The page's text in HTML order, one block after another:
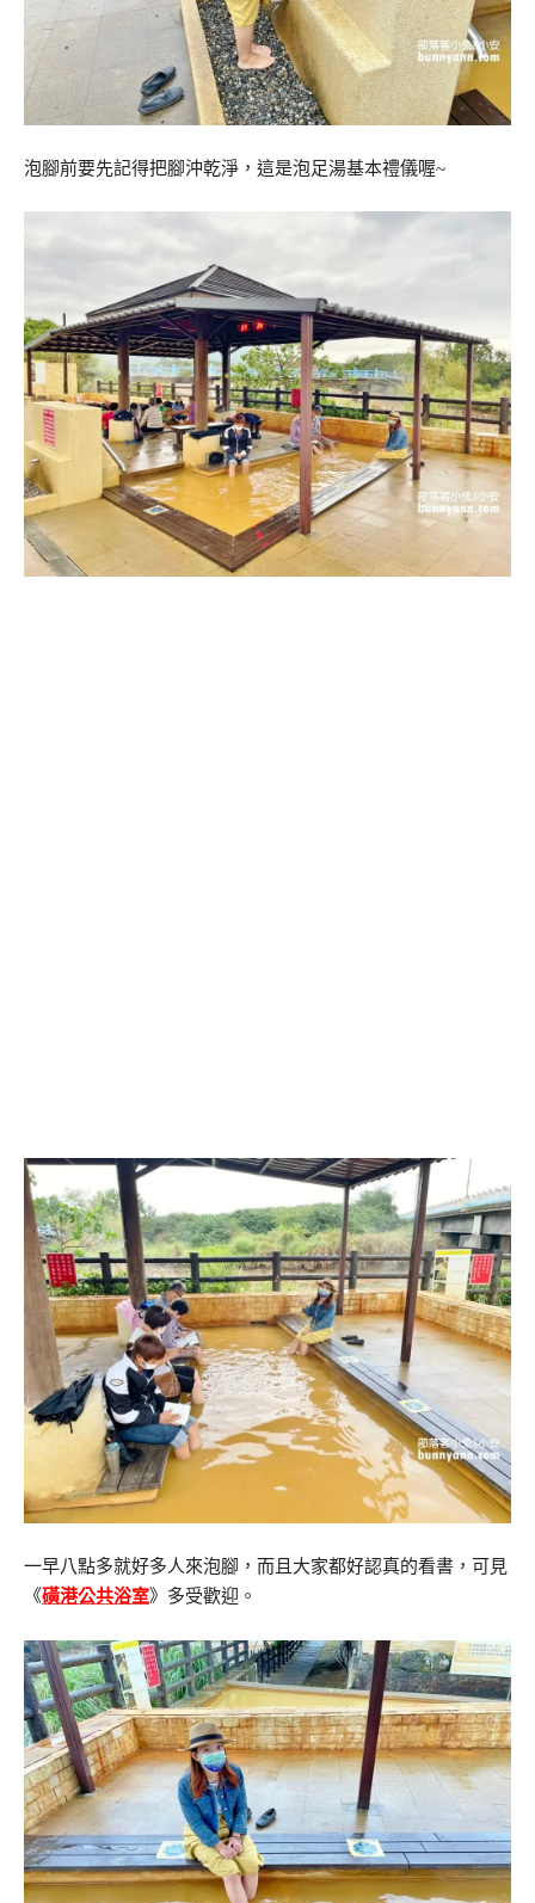
泡腳前要先記得把腳沖乾淨，這是泡足湯基本禮儀喔~
一早八點多就好多人來泡腳，而且大家都好認真的看書，可見
《磺港公共浴室》多受歡迎。